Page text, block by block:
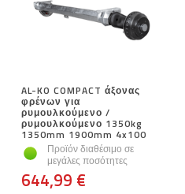
AL-KO COMPACT άξονας
φρένων για
ρυμουλκούμενο /
ρυμουλκούμενο 1350kg
1350mm 1900mm 4x100
Προϊόν διαθέσιμο σε
μεγάλες ποσότητες
644,99 €